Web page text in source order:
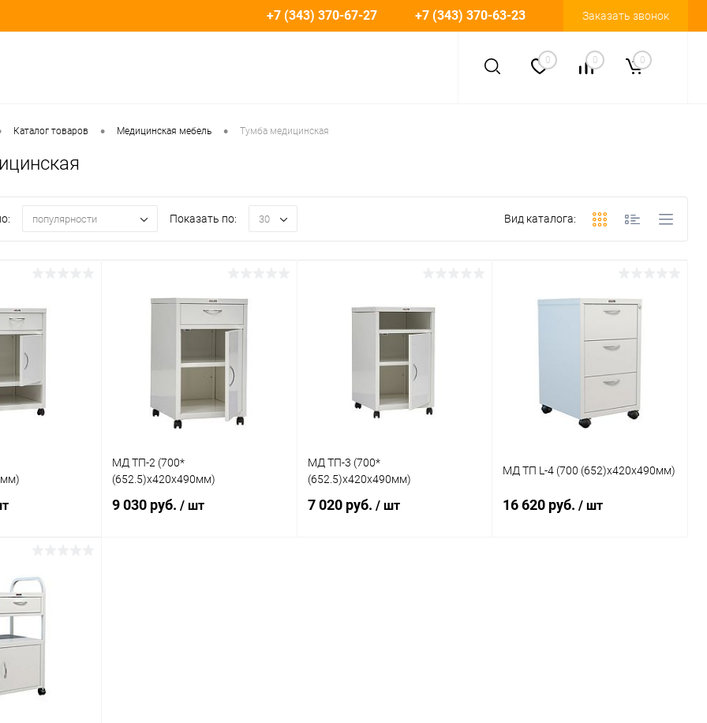
+7 (343) 370-67-27 +7 (343) 370-63-23 Заказать звонок
0 0 0
Каталог товаров • Медицинская мебель • Тумба медицинская
популярности Показать по: 30 Вид каталога:
Сравнение
Под заказ
МД ТП-2 (700*
(652.5)x420x490мм)
9 030 руб. / шт
МД ТП-3 (700*
(652.5)x420x490мм)
7 020 руб. / шт
МД ТП L-4 (700 (652)x420x490мм)
16 620 руб./ шт